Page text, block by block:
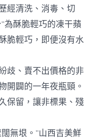
經清洗、消毒、切
為酥脆輕巧的凍干蘋
脆輕巧，即便沒有水
歧、賣不出價格的非
開闢的一年夜瓶頸。
保留，讓非標果、殘
無垠。”山西吉美鮮